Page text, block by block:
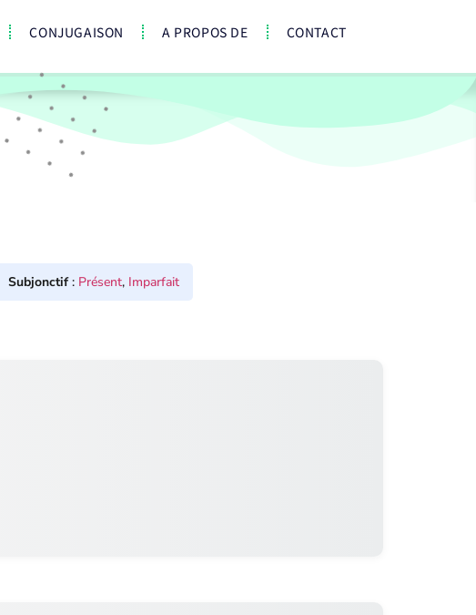
CONJUGAISON A PROPOS DE CONTACT
Subjonctif: Présent, Imparfait